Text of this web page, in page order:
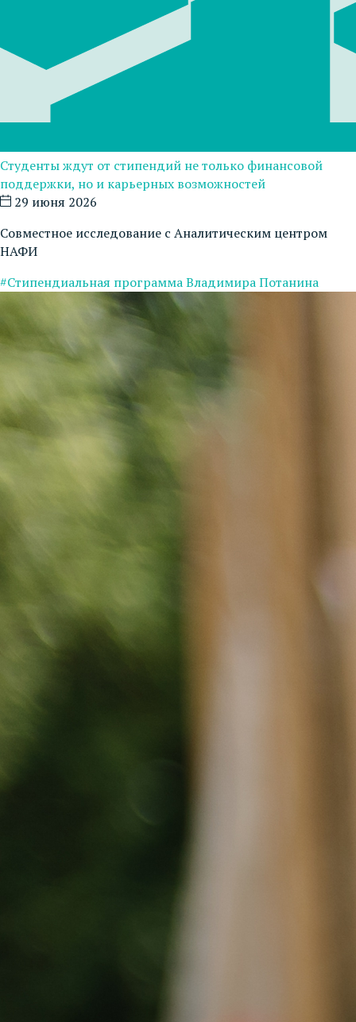
Студенты ждут от стипендий не только финансовой
поддержки, но и карьерных возможностей
29 июня 2026
Совместное исследование с Аналитическим центром
НАФИ
#Стипендиальная программа Владимира Потанина